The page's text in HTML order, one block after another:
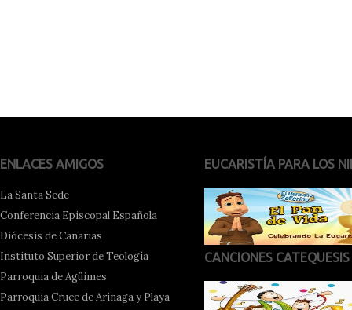
ENLACES AMIGOS
La Santa Sede
Conferencia Episcopal Española
Diócesis de Canarias
Instituto Superior de Teología
Parroquia de Agüimes
Parroquia Cruce de Arinaga y Playa
EUCARISTÍA PARA LOS
CANCIONES CATEQUESIS